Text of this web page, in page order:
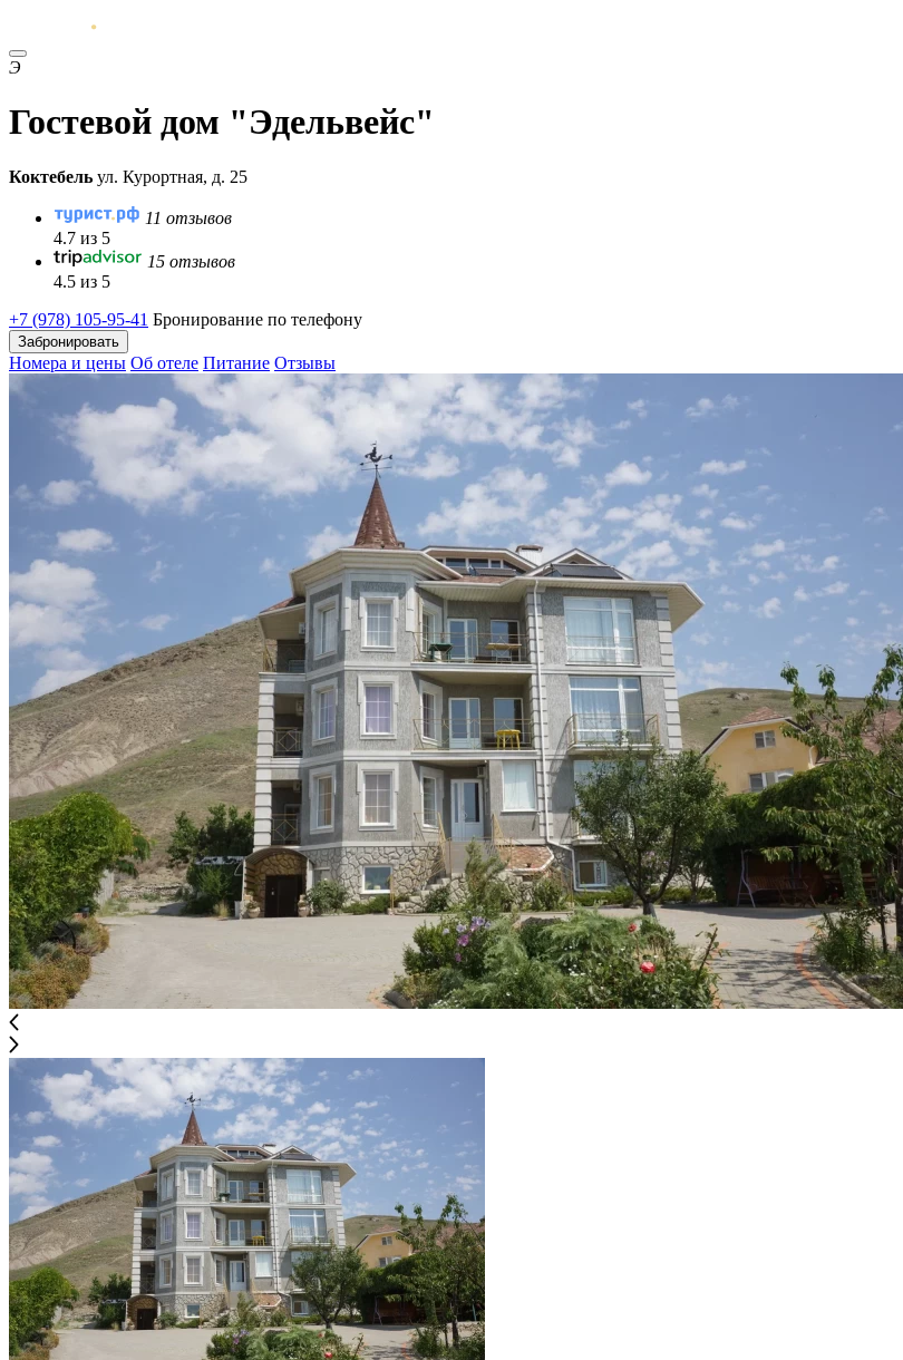
Э
Гостевой дом "Эдельвейс"
Коктебель ул. Курортная, д. 25
11 отзывов
4.7 из 5
15 отзывов
4.5 из 5
+7 (978) 105-95-41 Бронирование по телефону
Забронировать
Номера и цены Об отеле Питание Отзывы